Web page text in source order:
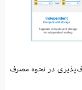
در نحوه مصرف